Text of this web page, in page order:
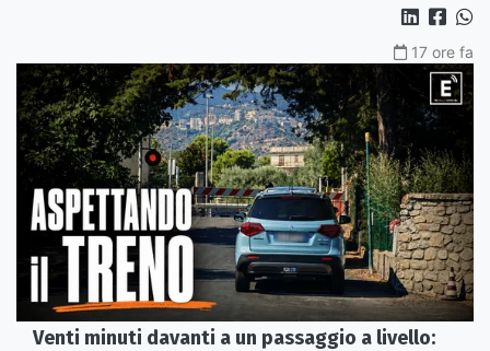
17 ore fa
Venti minuti davanti a un passaggio a livello: